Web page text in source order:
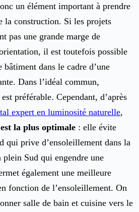
un élément important à prendre
la construction. Si les projets
pas une grande marge de
il est toutefois possible
dans le cadre d’une
Dans l’idéal commun,
préférable. Cependant, d’après
expert en luminosité naturelle,
la plus optimale : elle évite
qui prive d’ensoleillement dans la
Sud qui engendre une
également une meilleure
fonction de l’ensoleillement. On
salle de bain et cuisine vers le